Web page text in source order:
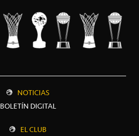
NOTICIAS
BOLETÍN DIGITAL
EL CLUB